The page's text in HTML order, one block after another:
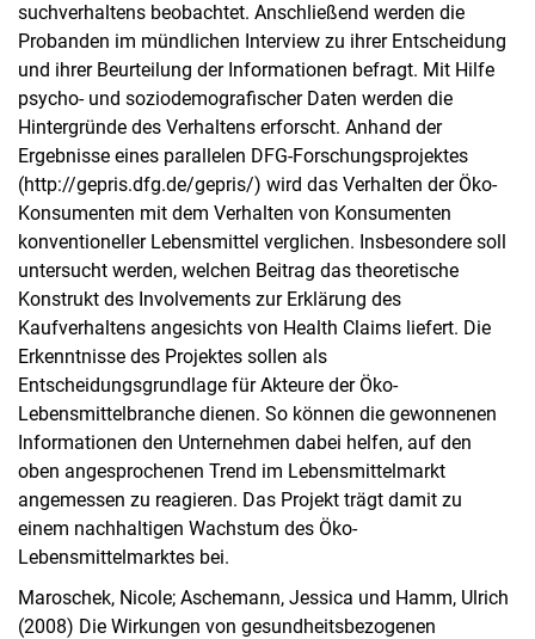
suchverhaltens beobachtet. Anschließend werden die
Probanden im mündlichen Interview zu ihrer Entscheidung
und ihrer Beurteilung der Informationen befragt. Mit Hilfe
psycho- und soziodemografischer Daten werden die
Hintergründe des Verhaltens erforscht. Anhand der
Ergebnisse eines parallelen DFG-Forschungsprojektes
(http://gepris.dfg.de/gepris/) wird das Verhalten der Öko-
Konsumenten mit dem Verhalten von Konsumenten
konventioneller Lebensmittel verglichen. Insbesondere soll
untersucht werden, welchen Beitrag das theoretische
Konstrukt des Involvements zur Erklärung des
Kaufverhaltens angesichts von Health Claims liefert. Die
Erkenntnisse des Projektes sollen als
Entscheidungsgrundlage für Akteure der Öko-
Lebensmittelbranche dienen. So können die gewonnenen
Informationen den Unternehmen dabei helfen, auf den
oben angesprochenen Trend im Lebensmittelmarkt
angemessen zu reagieren. Das Projekt trägt damit zu
einem nachhaltigen Wachstum des Öko-
Lebensmittelmarktes bei.
Maroschek, Nicole; Aschemann, Jessica und Hamm, Ulrich
(2008) Die Wirkungen von gesundheitsbezogenen